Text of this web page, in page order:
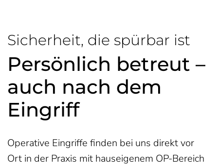
Sicherheit, die spürbar ist
Persönlich betreut –
auch nach dem
Eingriff
Operative Eingriffe finden bei uns direkt vor
Ort in der Praxis mit hauseigenem OP-Bereich